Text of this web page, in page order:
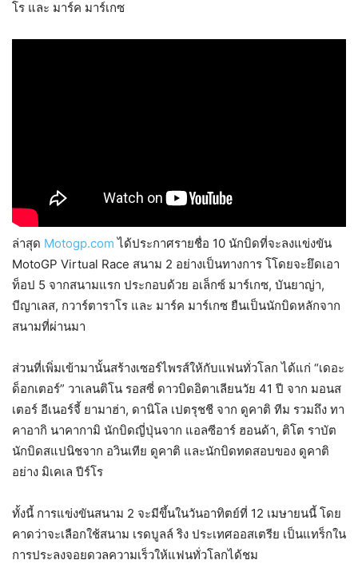
โร และ มาร์ค มาร์เกซ
ล่าสุด Motogp.com ได้ประกาศรายชื่อ 10 นักบิดที่จะลงแข่งขัน
MotoGP Virtual Race สนาม 2 อย่างเป็นทางการ โโดยจะยึดเอา
ท็อป 5 จากสนามแรก ประกอบด้วย อเล็กซ์ มาร์เกซ, บันยาญ่า,
บีญาเลส, กวาร์ตาราโร และ มาร์ค มาร์เกซ ยืนเป็นนักบิดหลักจาก
สนามที่ผ่านมา
ส่วนที่เพิ่มเข้ามานั้นสร้างเซอร์ไพรส์ให้กับแฟนทั่วโลก ได้แก่ “เดอะ
ด็อกเตอร์” วาเลนติโน รอสซี่ ดาวบิดอิตาเลียนวัย 41 ปี จาก มอนส
เตอร์ อีเนอร์จี้ ยามาฮ่า, ดานิโล เปตรุชชี จาก ดูคาติ ทีม รวมถึง ทา
คาอากิ นาคากามิ นักบิดญี่ปุ่นจาก แอลซีอาร์ ฮอนด้า, ติโต ราบัต
นักบิดสแปนิชจาก อวินเทีย ดูคาติ และนักบิดทดสอบของ ดูคาติ
อย่าง มิเคเล ปีร์โร
ทั้งนี้ การแข่งขันสนาม 2 จะมีขึ้นในวันอาทิตย์ที่ 12 เมษายนนี้ โดย
คาดว่าจะเลือกใช้สนาม เรดบูลล์ ริง ประเทศออสเตรีย เป็นแทร็กใน
การประลงจอยดวลความเร็วให้แฟนทั่วโลกได้ชม